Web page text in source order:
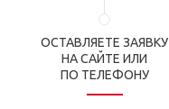
ОСТАВЛЯЕТЕ ЗАЯВКУ
НА САЙТЕ ИЛИ
ПО ТЕЛЕФОНУ